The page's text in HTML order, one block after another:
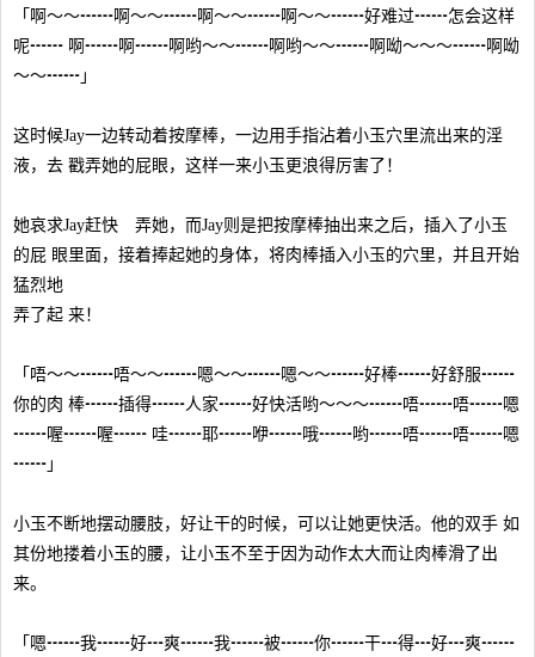
「啊～～┅┅啊～～┅┅啊～～┅┅啊～～┅┅好难过┅┅怎会这样
呢┅┅ 啊┅┅啊┅┅啊哟～～┅┅啊哟～～┅┅啊呦～～～┅┅啊呦
～～┅┅」
这时候Jay一边转动着按摩棒，一边用手指沾着小玉穴里流出来的淫
液，去 戳弄她的屁眼，这样一来小玉更浪得厉害了！
她哀求Jay赶快 弄她，而Jay则是把按摩棒抽出来之后，插入了小玉
的屁 眼里面，接着捧起她的身体，将肉棒插入小玉的穴里，并且开始
猛烈地
弄了起 来！
「唔～～┅┅唔～～┅┅嗯～～┅┅嗯～～┅┅好棒┅┅好舒服┅┅
你的肉 棒┅┅插得┅┅人家┅┅好快活哟～～～┅┅唔┅┅唔┅┅嗯
┅┅喔┅┅喔┅┅ 哇┅┅耶┅┅咿┅┅哦┅┅哟┅┅唔┅┅唔┅┅嗯
┅┅」
小玉不断地摆动腰肢，好让干的时候，可以让她更快活。他的双手 如
其份地搂着小玉的腰，让小玉不至于因为动作太大而让肉棒滑了出
来。
「嗯┅┅我┅┅好┅爽┅┅我┅┅被┅┅你┅┅干┅得┅好┅爽┅┅